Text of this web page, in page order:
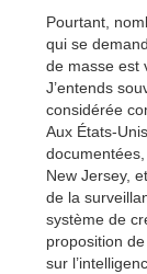
Pourtant,
qui se
de masse est
J’entends
considérée
Aux États-
New Jersey,
de la
système de
proposition
sur